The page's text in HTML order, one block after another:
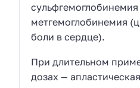
сульфгемоглобинемия
метгемоглобинемия
боли в сердце).
При длительном
дозах —